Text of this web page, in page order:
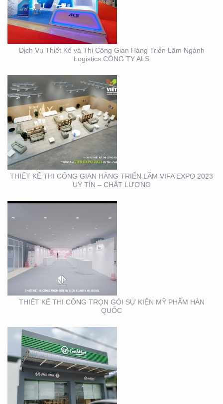
Dịch Vụ Thiết Kế và Thi Công Gian Hàng Triển Lãm Ngành
Logistics CÔNG TY ALS
GIAN HÀNG TRIỂN LÃM
VIFA EXPO 2023 UY TÍN
– CHẤT LƯỢNG
THIẾT KẾ THI CÔNG GIAN HÀNG TRIỂN LÃM VIFA EXPO 2023
UY TÍN – CHẤT LƯỢNG
THIẾT KẾ THI CÔNG
TRỌN GÓI SỰ KIỆN MỸ
PHẨM HÀN QUỐC
THIẾT KẾ THI CÔNG TRỌN GÓI SỰ KIỆN MỸ PHẨM HÀN
QUỐC
THIẾT KẾ THI CÔNG
BẢNG HIỆU CỬA HÀNG
CP FRESHMART
THIẾT KẾ THI CÔNG
BẢNG HIỆU CHUỖI CỬA
HÀNG CP FRSHSHOP